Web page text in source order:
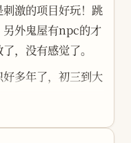
。 也谢谢每一位
我更确定：我正在
的事。
么走下去，甚至有
一段只许崩溃的旅
最好的两个朋友是
共同点，年龄差距
能一起很快乐，互
的三个人，竟也守
激的项目好玩！跳
另外鬼屋有npc的才
，没有感觉了。
多年了，初三到大